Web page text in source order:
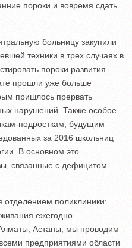
пороки и вовремя сдать
больницу закупили
техники в трех случаях в
пороки развития
прошли уже больше
пришлось прервать
нарушений. Также особое
подросткам, будущим
за 2016 школьниц
В основном это
связанные с дефицитом
отделением поликлиники:
ежегодно
Астаны, мы проводим
предприятиями области